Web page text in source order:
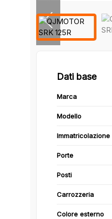
Dati base
Marca
Modello
Immatricolazione
Porte
Posti
Carrozzeria
Colore esterno